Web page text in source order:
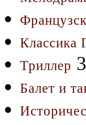
Классика
Триллер
Балет и